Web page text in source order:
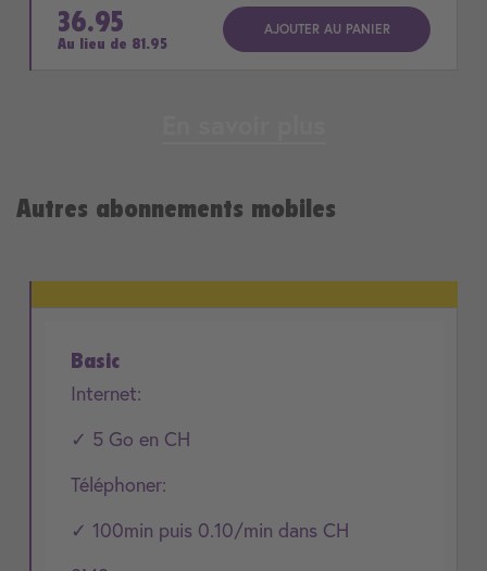
36.95
Au lieu de 81.95
AJOUTER AU PANIER
Autres abonnements mobiles
Basic
Internet:
✓ 5 Go en CH
Téléphoner:
✓ 100min puis 0.10/min dans CH